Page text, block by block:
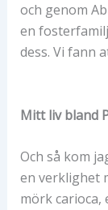
och genom
en
dess. Vi fann
Mitt liv bland
Och så kom
en verklighet
mörk carioca,